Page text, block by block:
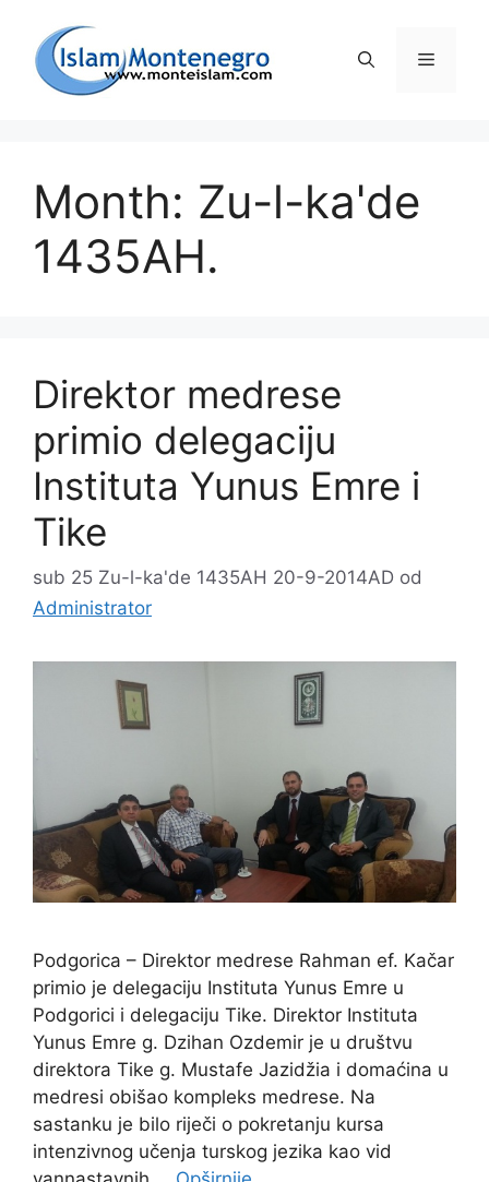
sadržaj
Month: Zu-l-ka'de
1435AH.
Direktor medrese
primio delegaciju
Instituta Yunus Emre i
Tike
sub 25 Zu-l-ka'de 1435AH 20-9-2014AD od
Administrator
Podgorica – Direktor medrese Rahman ef. Kačar
primio je delegaciju Instituta Yunus Emre u
Podgorici i delegaciju Tike. Direktor Instituta
Yunus Emre g. Dzihan Ozdemir je u društvu
direktora Tike g. Mustafe Jazidžia i domaćina u
medresi obišao kompleks medrese. Na
sastanku je bilo riječi o pokretanju kursa
intenzivnog učenja turskog jezika kao vid